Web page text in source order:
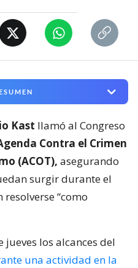
Kast llamó al Congreso
Contra el Crimen
(ACOT), asegurando
surgir durante el
“como
los alcances del
una actividad en la